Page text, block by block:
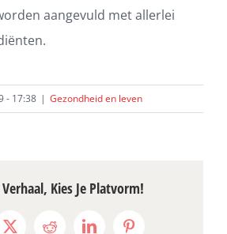
aangevuld met allerlei
- 17:38 | Gezondheid en leven
Kies Je Platvorm!